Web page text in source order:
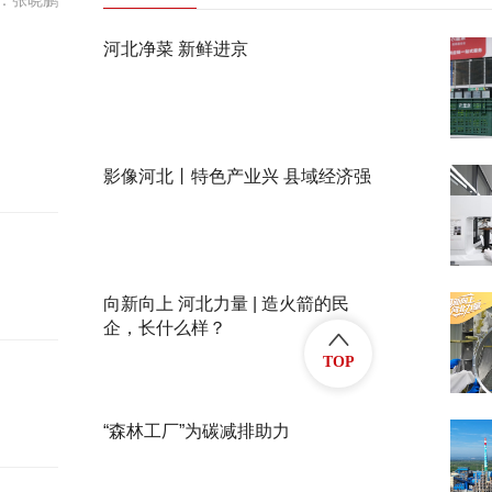
河北净菜 新鲜进京
影像河北丨特色产业兴 县域经济强
向新向上 河北力量 | 造火箭的民
企，长什么样？
“森林工厂”为碳减排助力
TOP